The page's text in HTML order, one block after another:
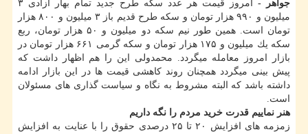
جواهر -
امروز قیمت هر عدد سكه طرح جدید تمام بهار آزادی ۳
میلیون و ۹۹۰ هزار تومان و سكه طرح قدیم باز ۳ میلیون و ۸۰۰ هزار
تومان است. همین طور نیم سكه دو میلیون و ۵۰ هزار تومان، ربع
سكه یك میلیون و ۱۷۵ هزار تومان و سكه گرمی ۶۶۱ هزار تومان در
بازار امروز معامله میگردد. محمدولی این را هم اظهار داشت كه
پیش بینی میگردد همچنان روند كاهشی قیمت ها در این بازار ادامه
داشته باشد كه البته مشروط به نگاه و سیاست گذاری های مسئولان
است.
هنر نماییم قدرت خرید مردم را نگه داریم
زمزمه های افزایش ۲۰ تا ۲۵ درصدی حقوق را با عنایت به افزایش